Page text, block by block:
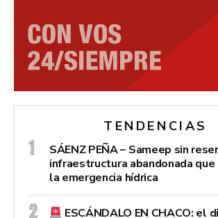
TENDENCIAS
SÁENZ PEÑA – Sameep sin
infraestructura abandonada
la emergencia hídrica
ESCÁNDALO EN CHACO: el